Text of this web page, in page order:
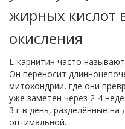
жирных кислот
окисления
L‑карнитин часто
Он переносит
митохондрии, где они
уже заметен через 2-4
3 г в день, разделённые на
оптимальной.